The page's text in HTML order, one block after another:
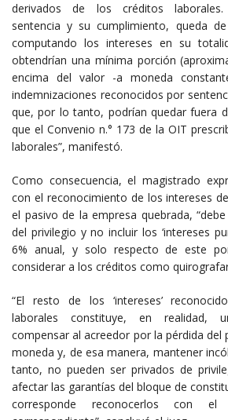
derivados de los créditos laborales.
sentencia y su cumplimiento, queda
computando los intereses en su
obtendrían una mínima porción
encima del valor -a moneda
indemnizaciones reconocidos por
que, por lo tanto, podrían quedar fuera
que el Convenio n.° 173 de la OIT
laborales”, manifestó.
Como consecuencia, el magistrado
con el reconocimiento de los intereses
el pasivo de la empresa quebrada,
del privilegio y no incluir los ‘intereses
6% anual, y solo respecto de este
considerar a los créditos como
“El resto de los ‘intereses’
laborales constituye, en realidad,
compensar al acreedor por la pérdida del
moneda y, de esa manera, mantener
tanto, no pueden ser privados de
afectar las garantías del bloque de
corresponde reconocerlos con el